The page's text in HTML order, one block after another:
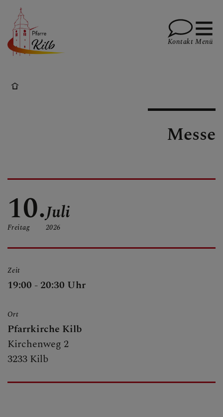
BERICHTE
SAKRAMENTE
FRAGEN
Kontakt Menü
Messe
10.
Freitag
Juli
2026
Zeit
19:00 - 20:30 Uhr
Ort
Pfarrkirche Kilb
Kirchenweg 2
3233 Kilb